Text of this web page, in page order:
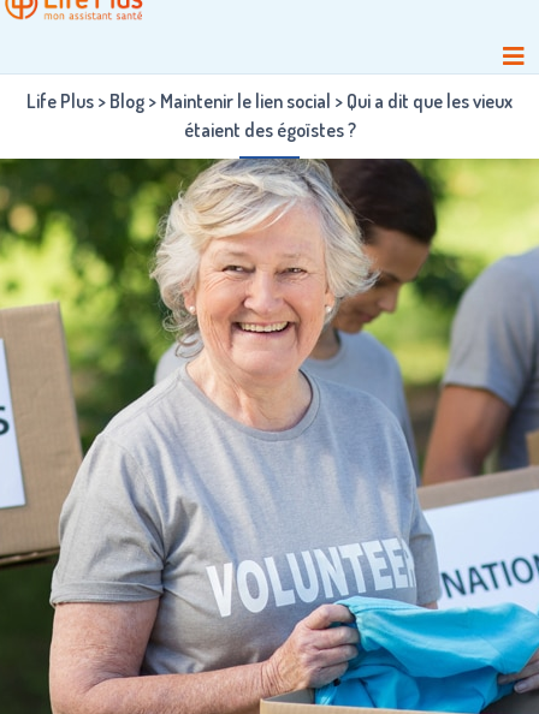
Life Plus > Blog > Maintenir le lien social > Qui a dit que les vieux
étaient des égoïstes ?